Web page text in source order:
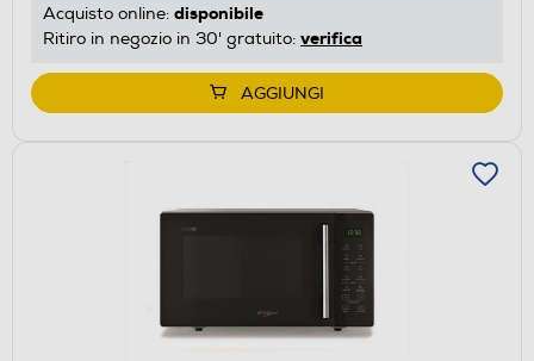
Acquisto online: disponibile
Ritiro in negozio in 30' gratuito: verifica
AGGIUNGI